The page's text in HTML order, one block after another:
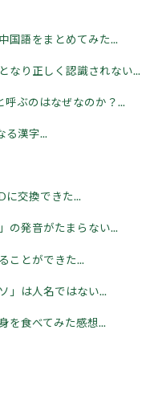
国語をまとめてみた...
なり正しく認識されない...
ぶのはなぜなのか？...
る漢字...
に交換できた...
の発音がたまらない...
ことができた...
」は人名ではない...
を食べてみた感想...